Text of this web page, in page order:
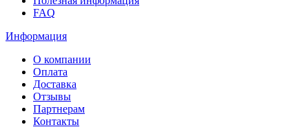
FAQ
Информация
О компании
Оплата
Доставка
Отзывы
Партнерам
Контакты